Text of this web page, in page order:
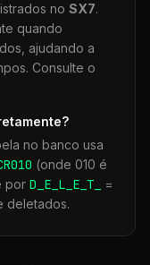
no SX7.
quando
ajudando a
Consulte o
no banco usa
010 (onde 010 é
por D_E_L_E_T_
=
deletados.